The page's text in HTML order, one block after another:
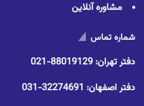
مشاوره آنلاین
شماره تماس
دفتر تهران: 88019129-021
دفتر اصفهان: 32274691-031